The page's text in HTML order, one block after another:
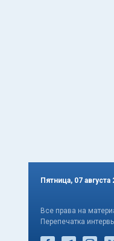
Пятница, 07 августа
Все права на
Перепечатка